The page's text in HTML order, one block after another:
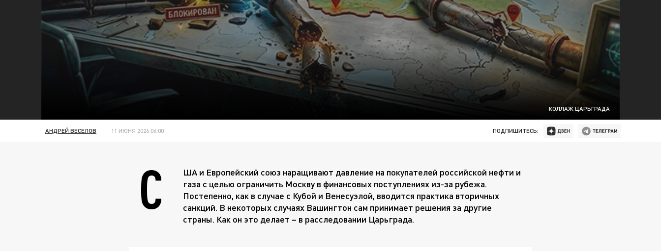
КОЛЛАЖ ЦАРЬГРАДА
АНДРЕЙ ВЕСЕЛОВ 11 ИЮНЯ 2026 06:00 ПОДПИШИТЕСЬ:
С
ША и Европейский союз наращивают давление на покупателей российской нефти и
газа с целью ограничить Москву в финансовых поступлениях из-за рубежа.
Постепенно, как в случае с Кубой и Венесуэлой, вводится практика вторичных
санкций. В некоторых случаях Вашингтон сам принимает решения за другие
страны. Как он это делает – в расследовании Царьграда.